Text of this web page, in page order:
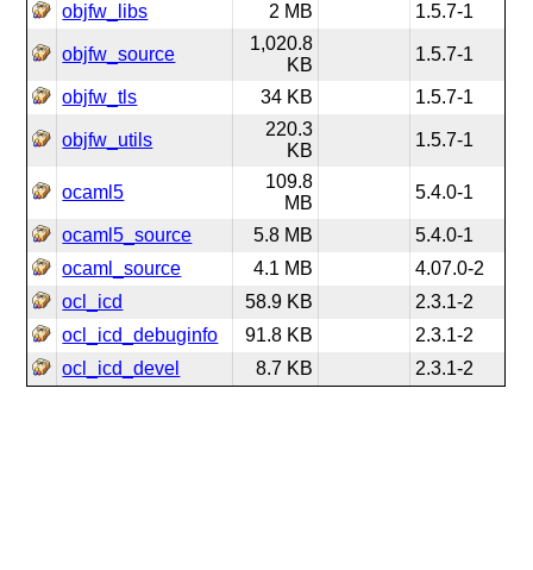
objfw_libs 2 MB 1.5.7-1
objfw_source
1,020.8
KB
1.5.7-1
objfw_tls 34 KB 1.5.7-1
objfw_utils
220.3
KB
1.5.7-1
ocaml5
109.8
MB
5.4.0-1
ocaml5_source 5.8 MB
5.4.0-1
ocaml_source
4.1 MB
4.07.0-2
ocl_icd
58.9 KB
2.3.1-2
ocl_icd_debuginfo
91.8 KB
2.3.1-2
ocl_icd_devel
8.7 KB 2.3.1-2